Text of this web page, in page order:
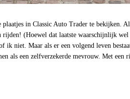
in Classic Auto Trader te bekijken.
(Hoewel dat laatste waarschijnlijk wel
ik niet. Maar als er een volgend leven
als een zelfverzekerde mevrouw. Met een